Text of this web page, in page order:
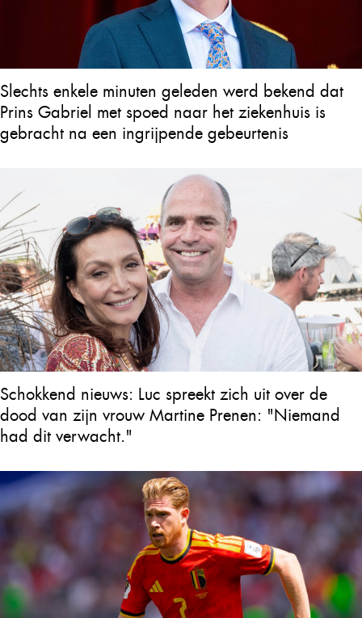
Slechts enkele minuten geleden werd bekend dat
Prins Gabriel met spoed naar het ziekenhuis is
gebracht na een ingrijpende gebeurtenis
Schokkend nieuws: Luc spreekt zich uit over de
dood van zijn vrouw Martine Prenen: "Niemand
had dit verwacht."